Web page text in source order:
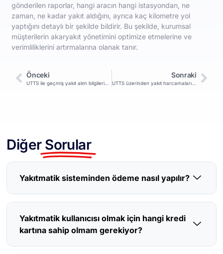
gönderilen raporlar, hangi aracın hangi istasyondan, ne
zaman, ne kadar yakıt aldığını, ayrıca kaç kilometre yol
yaptığını detaylı bir şekilde bildirir. Bu şekilde, kurumsal
müşterilerin akaryakıt yönetimini optimize etmelerine ve
verimliliklerini artırmalarına olanak tanır.
Önceki Sonraki
UTTS üzerinden yakıt harcamaları aylık olarak nasıl takip edilir?
Diğer Sorular
Yakıtmatik sisteminden ödeme nasıl yapılır?
Yakıtmatik kullanıcısı olmak için hangi kredi
kartına sahip olmam gerekiyor?